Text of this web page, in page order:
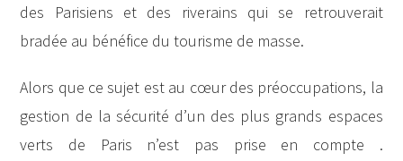
des Parisiens et des riverains qui se retrouverait
bradée au bénéfice du tourisme de masse.
Alors que ce sujet est au cœur des préoccupations, la
gestion de la sécurité d’un des plus grands espaces
verts de Paris n’est pas prise en compte .